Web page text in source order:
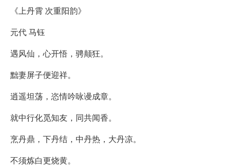
《上丹霄 次重阳韵》
元代 马钰
遇风仙，心开悟，骋颠狂。
黜妻屏子便迎祥。
逍遥坦荡，恣情吟咏谩成章。
就中行化觅知友，同共闻香。
烹丹鼎，下丹结，中丹热，大丹凉。
不须炼白更烧黄。